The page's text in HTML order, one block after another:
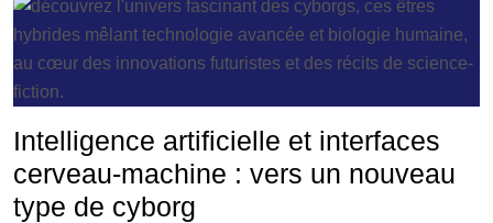
Intelligence artificielle et interfaces
cerveau-machine : vers un nouveau
type de cyborg